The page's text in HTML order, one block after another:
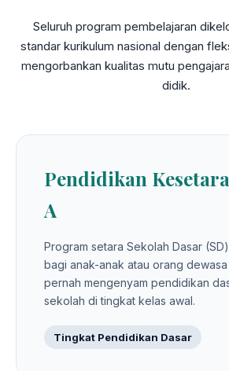
Seluruh program pembelajaran
standar kurikulum nasional dengan
mengorbankan kualitas mutu
didik.
Pendidikan
A
Program setara Sekolah Dasar
bagi anak-anak atau orang
pernah mengenyam pendidikan
sekolah di tingkat kelas awal.
Tingkat Pendidikan Dasar